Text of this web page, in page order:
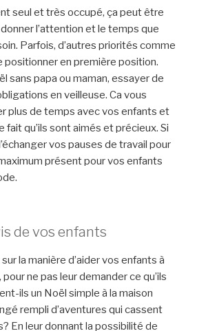
seul et très occupé, ça peut être
l’attention et le temps que
Parfois, d’autres priorités comme
positionner en première position.
sans papa ou maman, essayer de
en veilleuse. Ca vous
plus de temps avec vos enfants et
fait qu’ils sont aimés et précieux. Si
vos pauses de travail pour
présent pour vos enfants
de vos enfants
la manière d’aider vos enfants à
ne pas leur demander ce qu’ils
ils un Noël simple à la maison
rempli d’aventures qui cassent
En leur donnant la possibilité de